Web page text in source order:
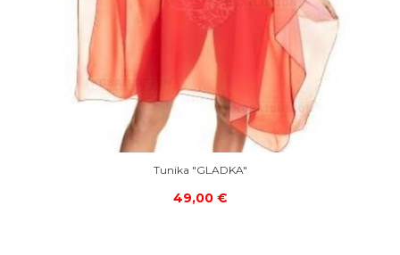
Tunika "GLADKA"
49,00 €